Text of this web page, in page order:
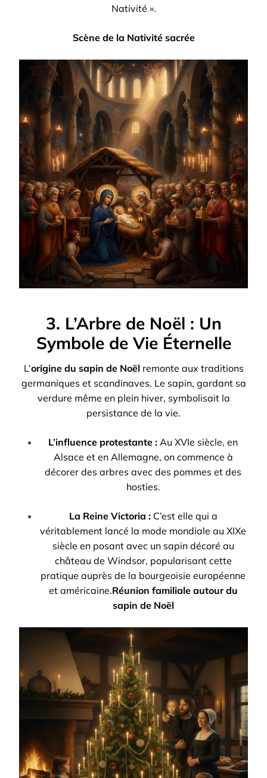
Nativité ».
Scène de la Nativité sacrée
3. L’Arbre de Noël : Un
Symbole de Vie Éternelle
L’origine du sapin de Noëlremonte aux traditions
germaniques et scandinaves. Le sapin, gardant sa
verdure même en plein hiver, symbolisait la
persistance de la vie.
L’influence protestante : Au XVIe siècle, en
Alsace et en Allemagne, on commence à
décorer des arbres avec des pommes et des
hosties.
La Reine Victoria :C’est elle qui a
véritablement lancé la mode mondiale au XIXe
siècle en posant avec un sapin décoré au
château de Windsor, popularisant cette
pratique auprès de la bourgeoisie européenne
et américaine.Réunion familiale autour du
sapin de Noël